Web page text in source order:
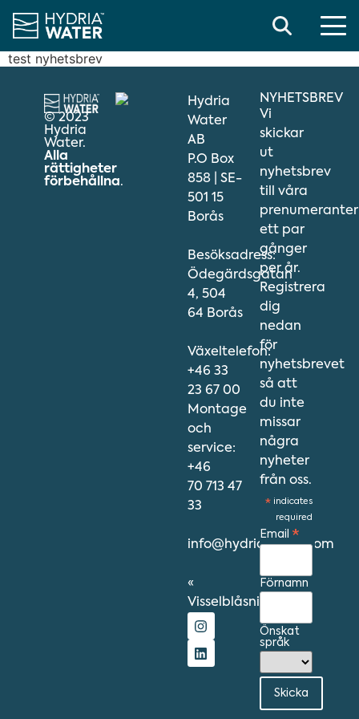
Search
test nyhetsbrev
© 2023
Hydria
Water.
Alla
rättigheter
förbehållna.
Hydria
Water
AB
P.O Box
858 | SE-
501 15
Borås
Besöksadress:
Ödegärdsgatan
4, 504
64 Borås
Växeltelefon:
+46 33
23 67 00
Montage
och
service:
+46
70 713 47
33
info@hydriawater.com
«
Visselblåsning
NYHETSBREV
Vi
skickar
ut
nyhetsbrev
till våra
prenumeranter
ett par
gånger
per år.
Registrera
dig
nedan
för
nyhetsbrevet
så att
du inte
missar
några
nyheter
från oss.
* indicates
required
Email *
Förnamn
Önskat
språk